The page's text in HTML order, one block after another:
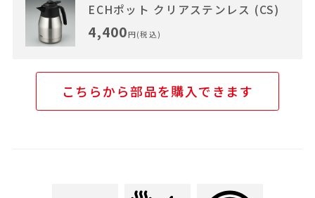
ECHポット クリアステンレス (CS)
4,400円(税込)
こちらから部品を購入できます